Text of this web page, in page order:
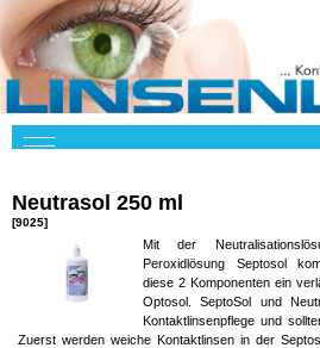
Neutrasol 250 ml
[9025]
Mit der
Peroxidlösung Septosol
diese 2 Komponenten ein
Optosol. SeptoSol und
Kontaktlinsenpflege und
Zuerst werden weiche Kontaktlinsen in der